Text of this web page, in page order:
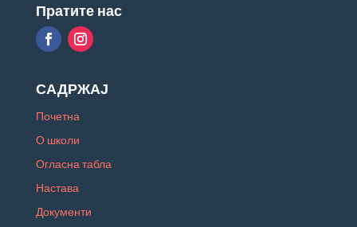
Пратите нас
САДРЖАЈ
Почетна
О школи
Огласна табла
Настава
Документи